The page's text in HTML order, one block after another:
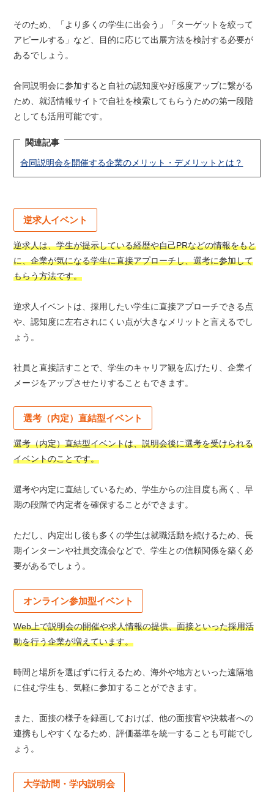
そのため、「より多くの学生に出会う」「ターゲットを絞って
アピールする」など、目的に応じて出展方法を検討する必要が
あるでしょう。
合同説明会に参加すると自社の認知度や好感度アップに繋がる
ため、就活情報サイトで自社を検索してもらうための第一段階
としても活用可能です。
関連記事
合同説明会を開催する企業のメリット・デメリットとは？
逆求人イベント
逆求人は、学生が提示している経歴や自己PRなどの情報をもと
に、企業が気になる学生に直接アプローチし、選考に参加して
もらう方法です。
逆求人イベントは、採用したい学生に直接アプローチできる点
や、認知度に左右されにくい点が大きなメリットと言えるでし
ょう。
社員と直接話すことで、学生のキャリア観を広げたり、企業イ
メージをアップさせたりすることもできます。
選考（内定）直結型イベント
選考（内定）直結型イベントは、説明会後に選考を受けられる
イベントのことです。
選考や内定に直結しているため、学生からの注目度も高く、早
期の段階で内定者を確保することができます。
ただし、内定出し後も多くの学生は就職活動を続けるため、長
期インターンや社員交流会などで、学生との信頼関係を築く必
要があるでしょう。
オンライン参加型イベント
Web上で説明会の開催や求人情報の提供、面接といった採用活
動を行う企業が増えています。
時間と場所を選ばずに行えるため、海外や地方といった遠隔地
に住む学生も、気軽に参加することができます。
また、面接の様子を録画しておけば、他の面接官や決裁者への
連携もしやすくなるため、評価基準を統一することも可能でし
ょう。
大学訪問・学内説明会